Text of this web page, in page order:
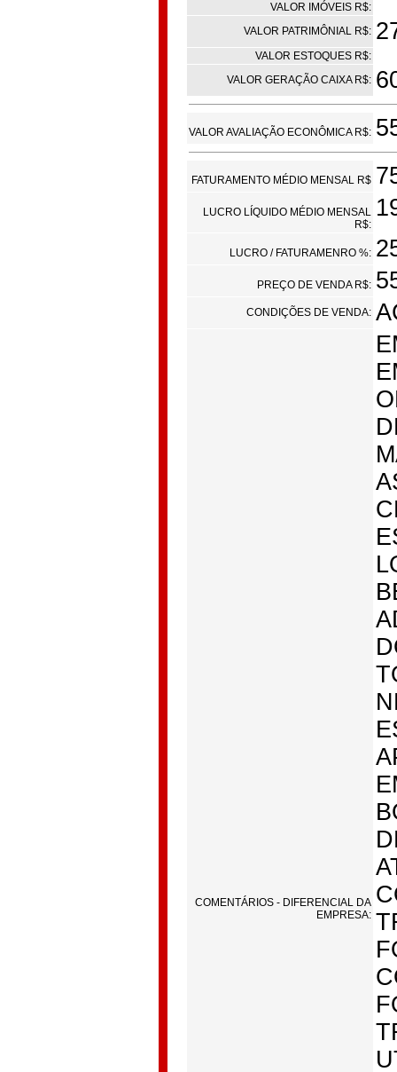
VALOR IMÓVEIS R$:
VALOR PATRIMÔNIAL R$:
VALOR ESTOQUES R$:
VALOR GERAÇÃO CAIXA R$:
VALOR AVALIAÇÃO ECONÔMICA R$:
FATURAMENTO MÉDIO MENSAL R$
LUCRO LÍQUIDO MÉDIO MENSAL
R$:
LUCRO / FATURAMENRO %:
PREÇO DE VENDA R$:
CONDIÇÕES DE VENDA:
COMENTÁRIOS - DIFERENCIAL DA
EMPRESA: